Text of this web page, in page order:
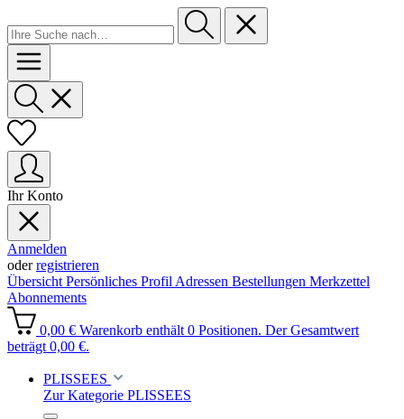
Ihr Konto
Anmelden
oderregistrieren
Übersicht Persönliches Profil Adressen Bestellungen Merkzettel
Abonnements
0,00 € Warenkorb enthält 0 Positionen. Der Gesamtwert
beträgt 0,00 €.
PLISSEES
Zur Kategorie PLISSEES